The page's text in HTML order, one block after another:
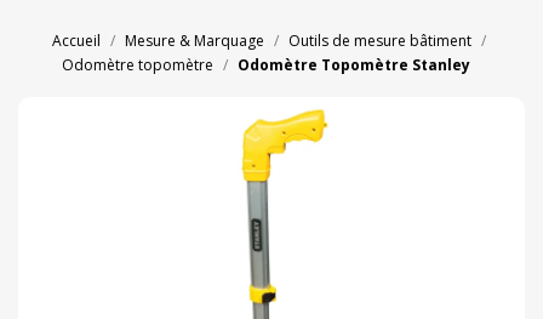
Accueil Mesure & Marquage
Outils de mesure bâtiment
Odomètre topomètre
Odomètre Topomètre Stanley